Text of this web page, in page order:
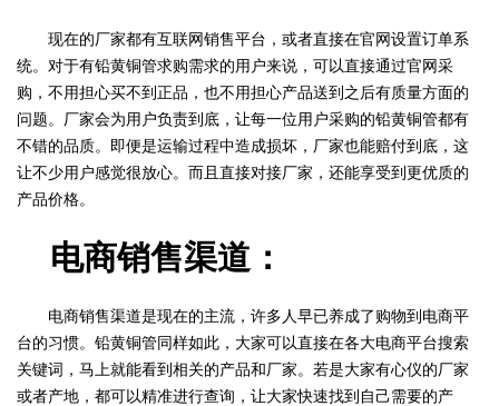
现在的厂家都有互联网销售平台，或者直接在官网设置订单系
统。对于有铅黄铜管求购需求的用户来说，可以直接通过官网采
购，不用担心买不到正品，也不用担心产品送到之后有质量方面的
问题。厂家会为用户负责到底，让每一位用户采购的铅黄铜管都有
不错的品质。即便是运输过程中造成损坏，厂家也能赔付到底，这
让不少用户感觉很放心。而且直接对接厂家，还能享受到更优质的
产品价格。
电商销售渠道：
电商销售渠道是现在的主流，许多人早已养成了购物到电商平
台的习惯。铅黄铜管同样如此，大家可以直接在各大电商平台搜索
关键词，马上就能看到相关的产品和厂家。若是大家有心仪的厂家
或者产地，都可以精准进行查询，让大家快速找到自己需要的产